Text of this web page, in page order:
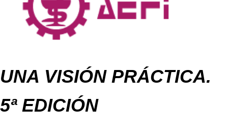
UNA VISIÓN PRÁCTICA.
5ª EDICIÓN